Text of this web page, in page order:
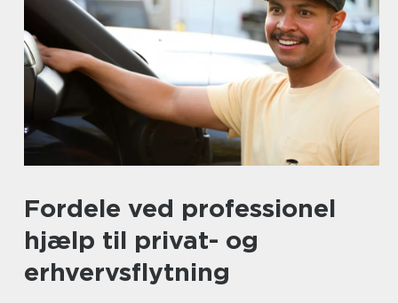
Fordele ved professionel
hjælp til privat- og
erhvervsflytning